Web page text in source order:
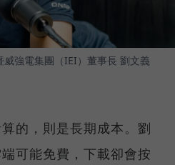
強電集團（IEI）董事長 劉文義
的，則是長期成本。劉
可能免費，下載卻會按